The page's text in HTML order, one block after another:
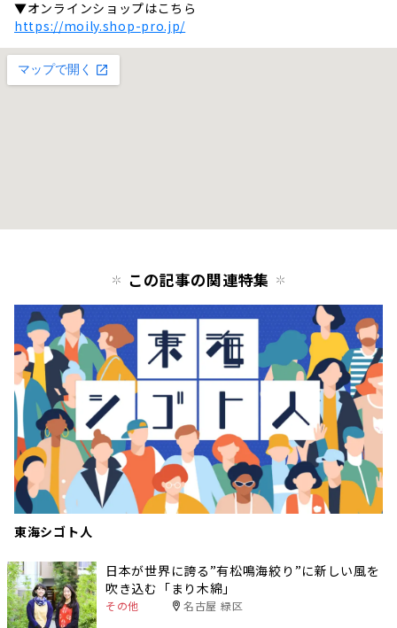
▼オンラインショップはこちら
https://moily.shop-pro.jp/
この記事の関連特集
東海シゴト人
日本が世界に誇る”有松鳴海絞り”に新しい風を
吹き込む「まり木綿」
その他 名古屋 緑区